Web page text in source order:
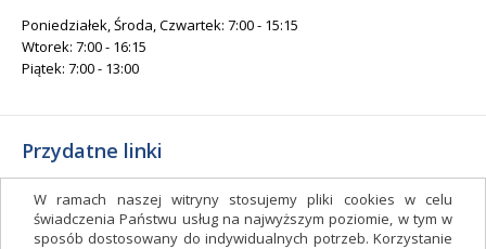
W ramach naszej witryny stosujemy pliki cookies w celu
świadczenia Państwu usług na najwyższym poziomie, w tym w
sposób dostosowany do indywidualnych potrzeb. Korzystanie
Poniedziałek, Środa, Czwartek: 7:00 - 15:15
Wtorek: 7:00 - 16:15
Piątek: 7:00 - 13:00
Przydatne linki
Gminny Ośrodek Kultury i Sportu
Gminna Biblioteka Publiczna
facebook.com/gminagrudziadz